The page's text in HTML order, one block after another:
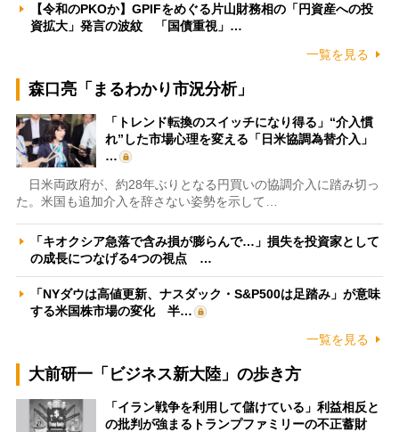
【令和のPKOか】GPIFをめぐる片山財務相の「円資産への投
資拡大」発言の波紋 「国債重視」…
一覧を見る
森口亮「まるわかり市況分析」
「トレンド転換のスイッチになり得る」“介入慣
れ”した市場心理を変える「日米協調為替介入」
…
日米両政府が、約28年ぶりとなる円買いの協調介入に踏み切っ
た。米国も追加介入を辞さない姿勢を示して…
「キオクシア急落で含み損が膨らんで…」損失を投資家として
の成長につなげる4つの視点 …
「NYダウは高値更新、ナスダック・S&P500は足踏み」が意味
する米国株市場の変化 半…
一覧を見る
大前研一「ビジネス新大陸」の歩き方
「イラン戦争を利用して儲けている」利益相反と
の批判が強まるトランプファミリーの不正蓄財